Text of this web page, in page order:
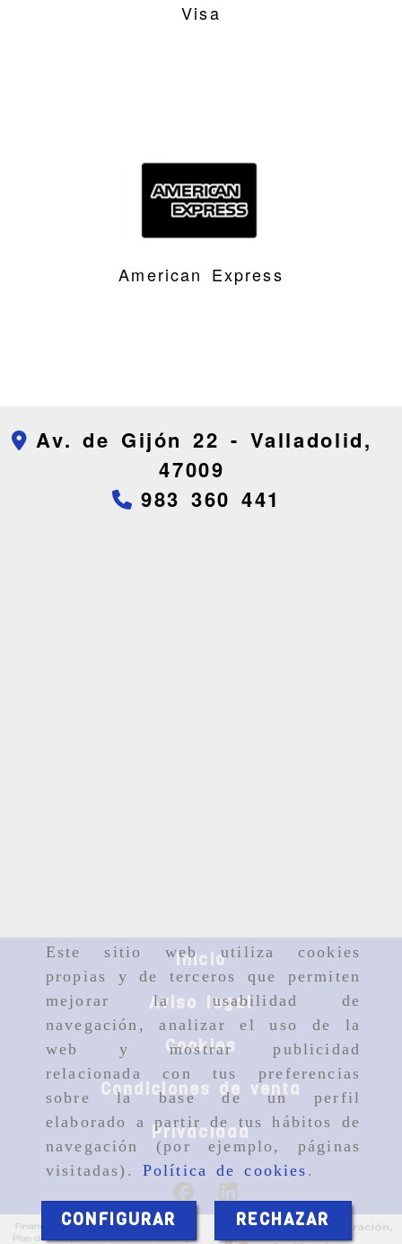
Este sitio web utiliza cookies
propias y de terceros que permiten
mejorar la usabilidad de
navegación, analizar el uso de la
web y mostrar publicidad
relacionada con tus preferencias
sobre la base de un perfil
elaborado a partir de tus hábitos de
navegación (por ejemplo, páginas
visitadas). Política de cookies .
CONFIGURAR RECHAZAR
Visa
American Express
Av. de Gijón 22 - Valladolid,
47009
983 360 441
Inicio
Aviso legal
Cookies
Condiciones de venta
Privacidad